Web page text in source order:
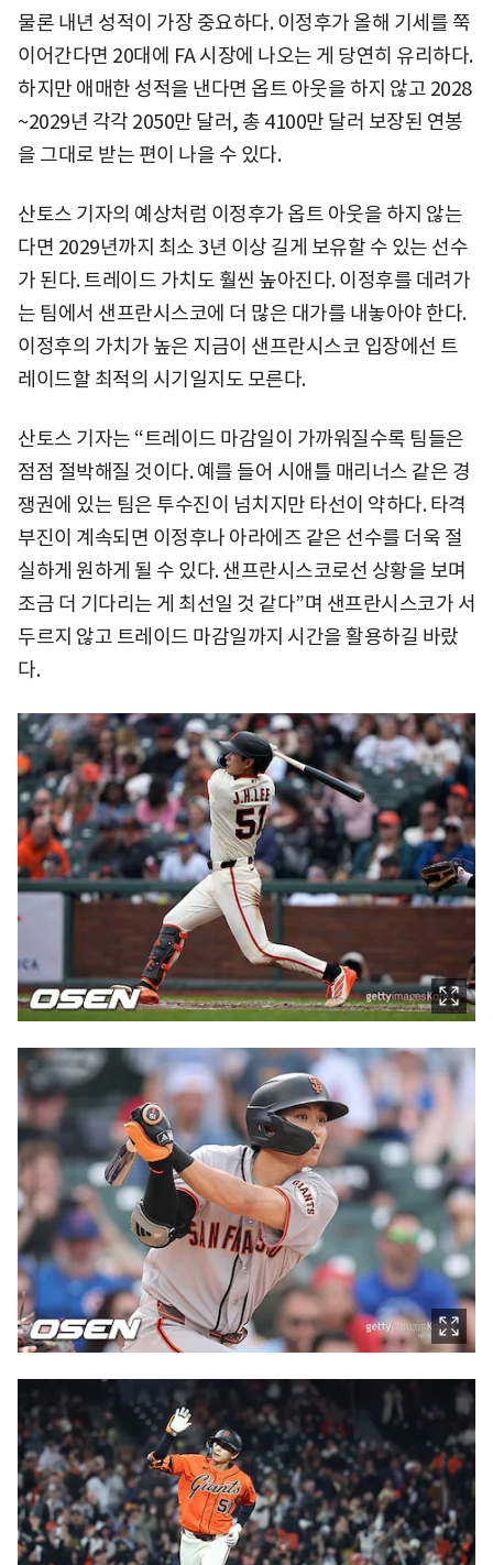
물론 내년 성적이 가장 중요하다. 이정후가 올해 기세를 쭉
이어간다면 20대에 FA 시장에 나오는 게 당연히 유리하다.
하지만 애매한 성적을 낸다면 옵트 아웃을 하지 않고 2028
~2029년 각각 2050만 달러, 총 4100만 달러 보장된 연봉
을 그대로 받는 편이 나을 수 있다.
산토스 기자의 예상처럼 이정후가 옵트 아웃을 하지 않는
다면 2029년까지 최소 3년 이상 길게 보유할 수 있는 선수
가 된다. 트레이드 가치도 훨씬 높아진다. 이정후를 데려가
는 팀에서 샌프란시스코에 더 많은 대가를 내놓아야 한다.
이정후의 가치가 높은 지금이 샌프란시스코 입장에선 트
레이드할 최적의 시기일지도 모른다.
산토스 기자는 “트레이드 마감일이 가까워질수록 팀들은
점점 절박해질 것이다. 예를 들어 시애틀 매리너스 같은 경
쟁권에 있는 팀은 투수진이 넘치지만 타선이 약하다. 타격
부진이 계속되면 이정후나 아라에즈 같은 선수를 더욱 절
실하게 원하게 될 수 있다. 샌프란시스코로선 상황을 보며
조금 더 기다리는 게 최선일 것 같다”며 샌프란시스코가 서
두르지 않고 트레이드 마감일까지 시간을 활용하길 바랐
다.